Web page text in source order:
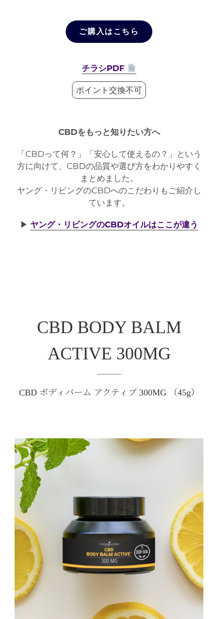
ご購入はこちら
チラシPDF
ポイント交換不可
CBDをもっと知りたい方へ
「CBDって何？」「安心して使えるの？」という
方に向けて、CBDの品質や選び方をわかりやすく
まとめました。
ヤング・リビングのCBDへのこだわりもご紹介し
ています。
▶︎ ヤング・リビングのCBDオイルはここが違う
CBD BODY BALM
ACTIVE 300MG
CBD ボディバーム アクティブ 300MG （45g）